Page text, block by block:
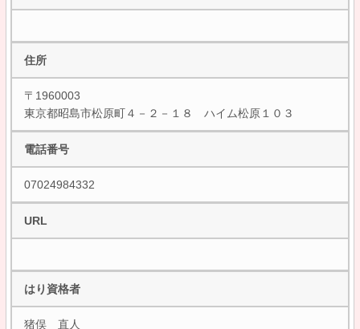
住所
〒1960003
東京都昭島市松原町４－２－１８ ハイム松原１０３
電話番号
07024984332
URL
はり資格者
猪俣 直人